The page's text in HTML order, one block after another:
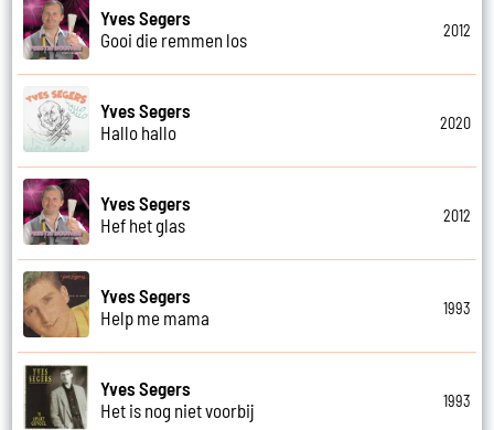
Yves Segers
Gooi die remmen los
2012
Yves Segers
Hallo hallo
2020
Yves Segers
Hef het glas
2012
Yves Segers
Help me mama
1993
Yves Segers
Het is nog niet voorbij
1993